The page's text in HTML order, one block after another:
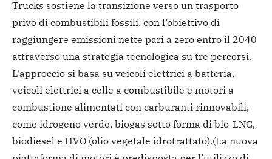
Trucks sostiene la transizione verso un trasporto
privo di combustibili fossili, con l’obiettivo di
raggiungere emissioni nette pari a zero entro il 2040
attraverso una strategia tecnologica su tre percorsi.
L’approccio si basa su veicoli elettrici a batteria,
veicoli elettrici a celle a combustibile e motori a
combustione alimentati con carburanti rinnovabili,
come idrogeno verde, biogas sotto forma di bio-LNG,
biodiesel e HVO (olio vegetale idrotrattato).(La nuova